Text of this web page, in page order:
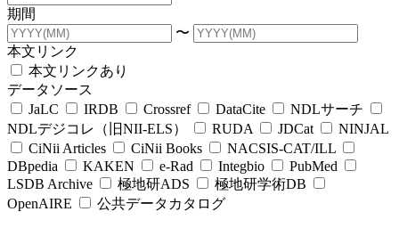
期間
〜
本文リンク
本文リンクあり
データソース
JaLC
IRDB Crossref DataCite
NDLサーチ
NDLデジコレ（旧NII-ELS）
RUDA JDCat
NINJAL
CiNii Articles
CiNii Books
NACSIS-CAT/ILL
DBpedia
KAKEN e-Rad Integbio
PubMed
LSDB Archive
極地研ADS
極地研学術DB
OpenAIRE
公共データカタログ